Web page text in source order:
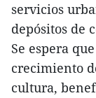
servicios
depósitos de
Se espera
crecimiento
cultura,